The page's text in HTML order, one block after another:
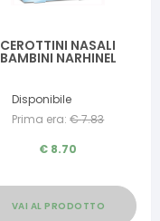
CEROTTINI NASALI
BAMBINI NARHINEL
Disponibile
Prima era: €7.83
€ 8.70
VAI AL PRODOTTO